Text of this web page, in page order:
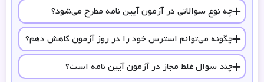
چه نوع سوالاتی در آزمون آیین نامه مطرح می‌شود؟
چگونه می‌توانم استرس خود را در روز آزمون کاهش دهم؟
چند سوال غلط مجاز در آزمون آیین نامه است؟